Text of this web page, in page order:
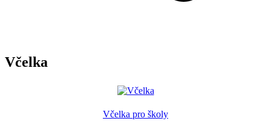
Včelka
Včelka pro školy